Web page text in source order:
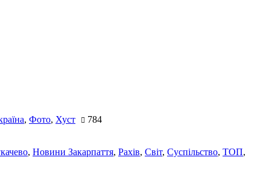
, Фото, Хуст 784
, Новини Закарпаття, Рахів, Світ, Суспільство, ТОП,